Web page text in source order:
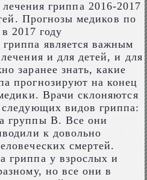
является важным
и для детей, и для
заранее знать, какие
прогнозируют на конец
Врачи склоняются
видов гриппа:
группы B. Все они
к довольно
смертей.
гриппа у взрослых и
но все они в